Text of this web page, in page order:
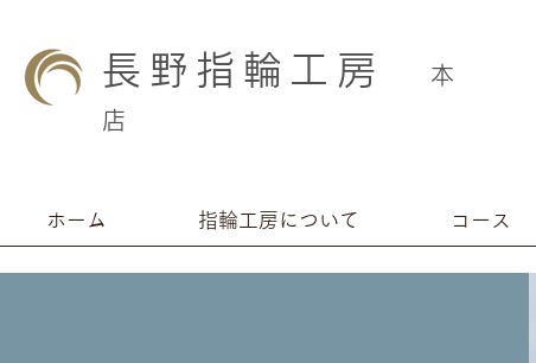
長野指輪工房
本
店
ホーム 指輪工房について コース